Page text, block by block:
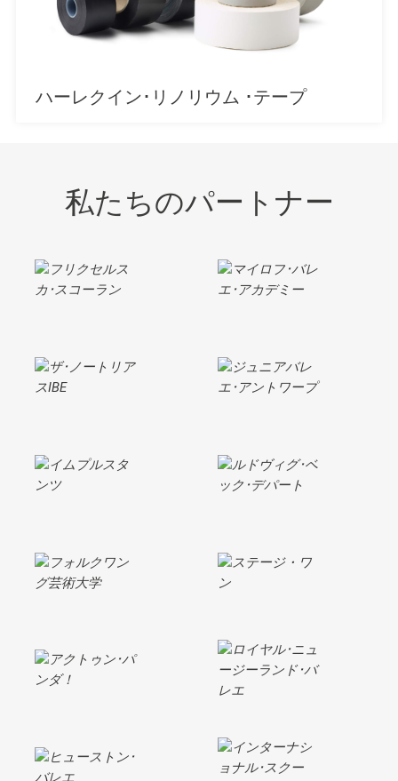
ハーレクイン･リノリウム ･テープ
私たちのパートナー